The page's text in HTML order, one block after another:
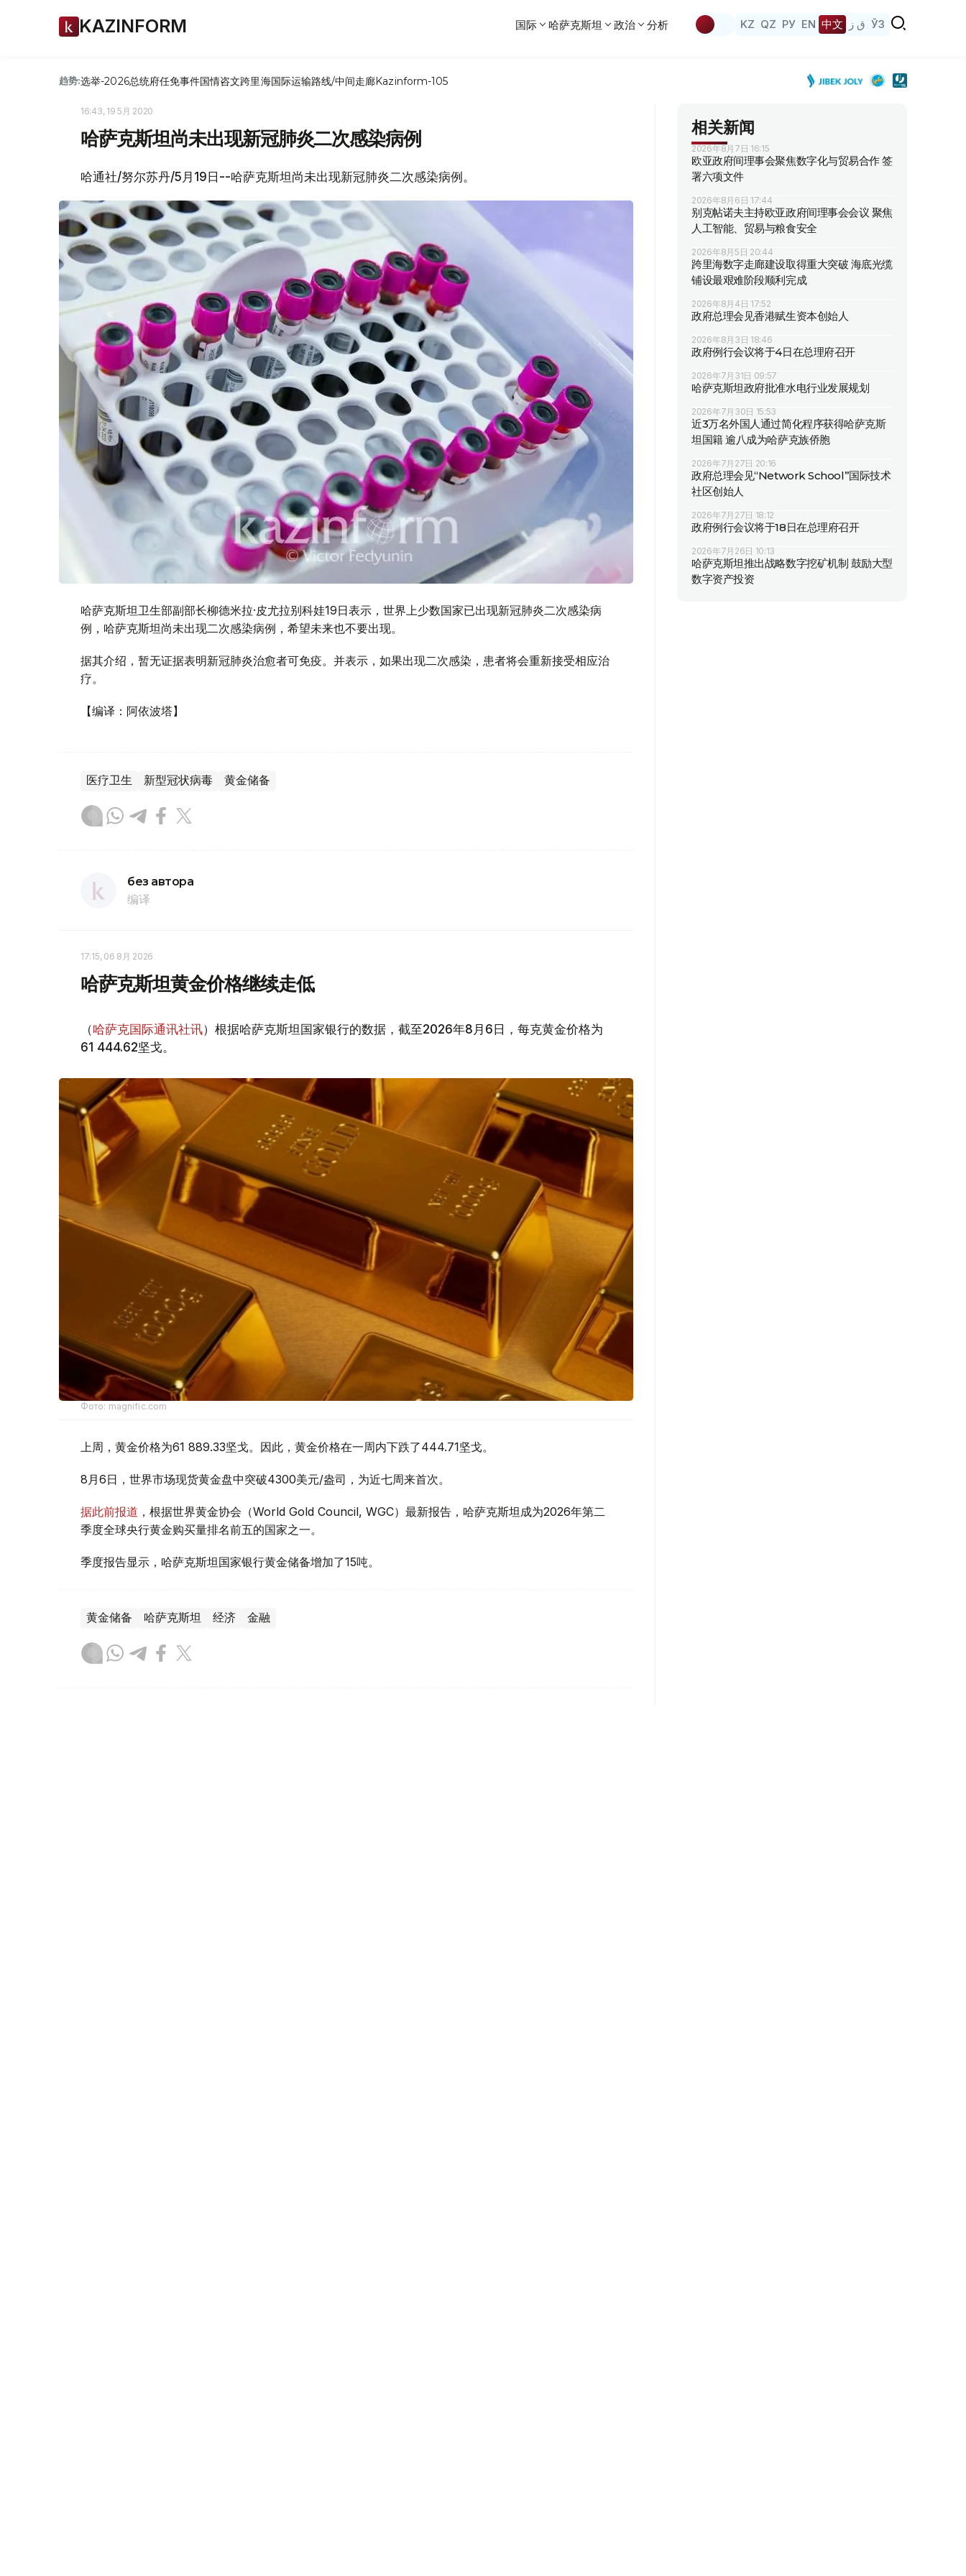
KAZINFORM 国际 哈萨克斯坦 政治 分析 KZ QZ РУ EN 中文 ق ز ЎЗ
趋势:选举-2026总统府任免事件国情咨文跨里海国际运输路线/中间走廊Kazinform-105
16:43, 19 5月 2020
哈萨克斯坦尚未出现新冠肺炎二次感染病例
哈通社/努尔苏丹/5月19日--哈萨克斯坦尚未出现新冠肺炎二次感染病例。
哈萨克斯坦卫生部副部长柳德米拉·皮尤拉别科娃19日表示，世界上少数国家已出现新冠肺炎二次感染病
例，哈萨克斯坦尚未出现二次感染病例，希望未来也不要出现。
据其介绍，暂无证据表明新冠肺炎治愈者可免疫。并表示，如果出现二次感染，患者将会重新接受相应治
疗。
【编译：阿依波塔】
医疗卫生 新型冠状病毒 黄金储备
без автора
编译
17:15, 06 8月 2026
哈萨克斯坦黄金价格继续走低
（哈萨克国际通讯社讯）根据哈萨克斯坦国家银行的数据，截至2026年8月6日，每克黄金价格为
61 444.62坚戈。
Фото: magnific.com
上周，黄金价格为61 889.33坚戈。因此，黄金价格在一周内下跌了444.71坚戈。
8月6日，世界市场现货黄金盘中突破4300美元/盎司，为近七周来首次。
据此前报道 ，根据世界黄金协会（World Gold Council, WGC）最新报告，哈萨克斯坦成为2026年第二
季度全球央行黄金购买量排名前五的国家之一。
季度报告显示，哈萨克斯坦国家银行黄金储备增加了15吨。
黄金储备 哈萨克斯坦 经济 金融
相关新闻
2026年8月7日 16:15
欧亚政府间理事会聚焦数字化与贸易合作 签
署六项文件
2026年8月6日 17:44
别克帖诺夫主持欧亚政府间理事会会议 聚焦
人工智能、贸易与粮食安全
2026年8月5日 20:44
跨里海数字走廊建设取得重大突破 海底光缆
铺设最艰难阶段顺利完成
2026年8月4日 17:52
政府总理会见香港赋生资本创始人
2026年8月3日 18:46
政府例行会议将于4日在总理府召开
2026年7月31日 09:57
哈萨克斯坦政府批准水电行业发展规划
2026年7月30日 15:53
近3万名外国人通过简化程序获得哈萨克斯
坦国籍 逾八成为哈萨克族侨胞
2026年7月27日 20:16
政府总理会见“Network School”国际技术
社区创始人
2026年7月27日 18:12
政府例行会议将于18日在总理府召开
2026年7月26日 10:13
哈萨克斯坦推出战略数字挖矿机制 鼓励大型
数字资产投资